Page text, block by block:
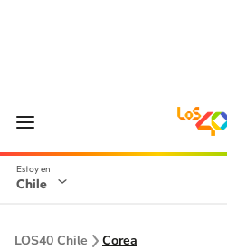
Chile
LOS40 Chile Corea